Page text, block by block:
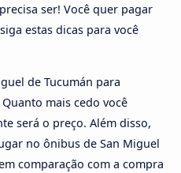
ser! Você quer pagar
estas dicas para você
de Tucumán para
mais cedo você
será o preço. Além disso,
no ônibus de San Miguel
comparação com a compra